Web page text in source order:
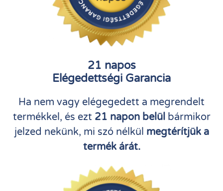
21 napos
Elégedettségi Garancia
Ha nem vagy elégegedett a megrendelt
termékkel, és ezt 21 napon belülbármikor
jelzed nekünk, mi szó nélkül megtérítjük a
termék árát.